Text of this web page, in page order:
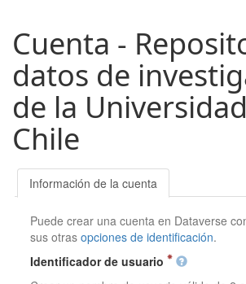
Cuenta -
datos de
de la
Chile
Información de la cuenta
Puede crear una cuenta en Dataverse
sus otrasopciones de identificación.
Identificador de usuario